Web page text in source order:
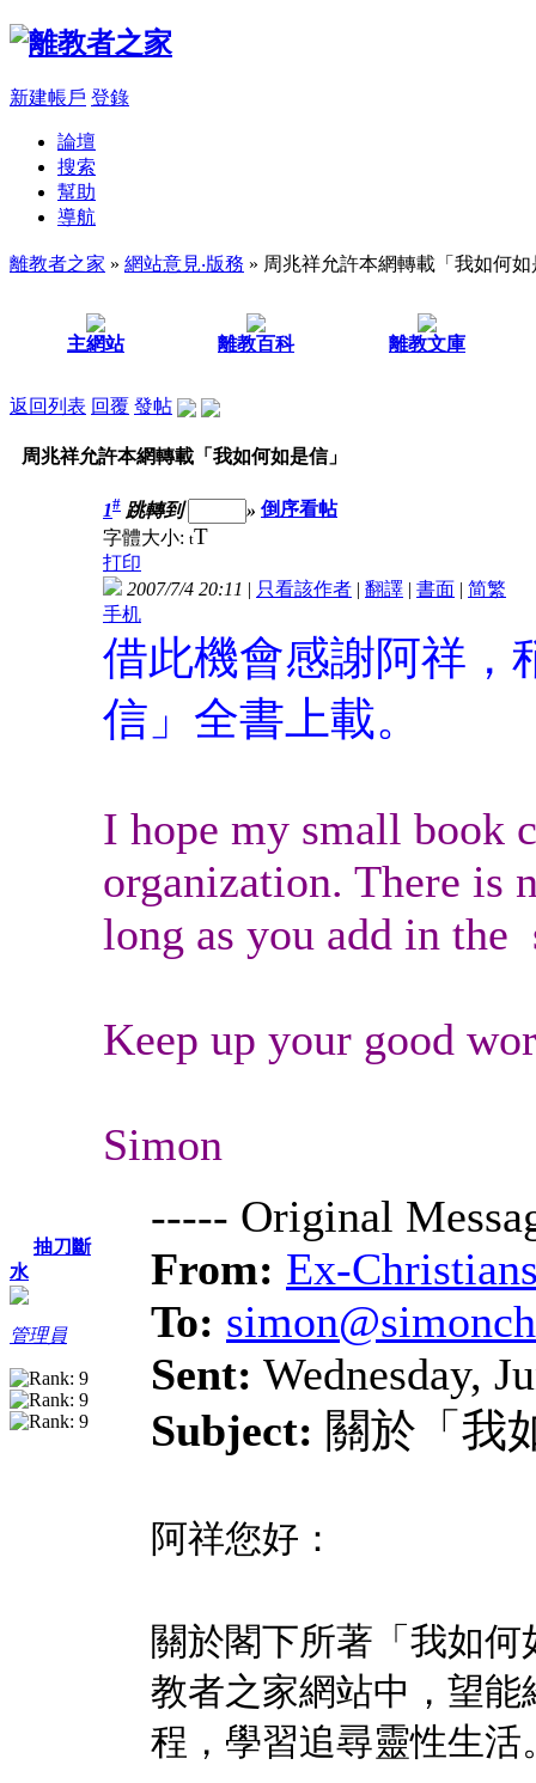
新建帳戶 登錄
論壇
搜索
幫助
導航
離教者之家 » 網站意見‧版務 » 周兆祥允許本網轉載「我如何如
主網站 離教百科 離教文庫
返回列表 回覆 發帖
周兆祥允許本網轉載「我如何如是信」
抽刀斷
水
管理員
1# 跳轉到 » 倒序看帖
字體大小: tT
打印
2007/7/4 20:11 | 只看該作者 | 翻譯 | 書面 | 简繁
手机
借此機會感謝阿祥，
信」全書上載。
I hope my small book
organization. There is
long as you add in
Keep up your good
Simon
----- Original
From: Ex-
To:
Sent: Wednesday,
Subject: 關於「我
阿祥您好：
關於閣下所著「我如
教者之家網站中，望
程，學習追尋靈性生活